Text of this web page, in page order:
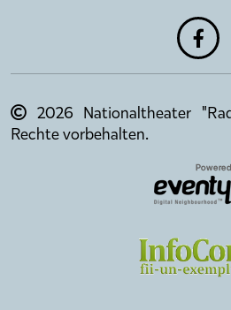
2026 Nationaltheater
Rechte vorbehalten.